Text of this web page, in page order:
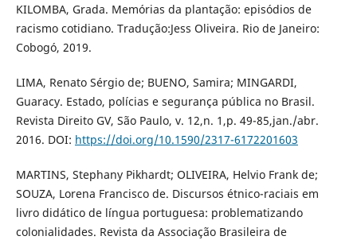
KILOMBA, Grada. Memórias da plantação: episódios de
racismo cotidiano. Tradução:Jess Oliveira. Rio de Janeiro:
Cobogó, 2019.
LIMA, Renato Sérgio de; BUENO, Samira; MINGARDI,
Guaracy. Estado, polícias e segurança pública no Brasil.
Revista Direito GV, São Paulo, v. 12,n. 1,p. 49-85,jan./abr.
2016. DOI: https://doi.org/10.1590/2317-6172201603
MARTINS, Stephany Pikhardt; OLIVEIRA, Helvio Frank de;
SOUZA, Lorena Francisco de. Discursos étnico-raciais em
livro didático de língua portuguesa: problematizando
colonialidades. Revista da Associação Brasileira de